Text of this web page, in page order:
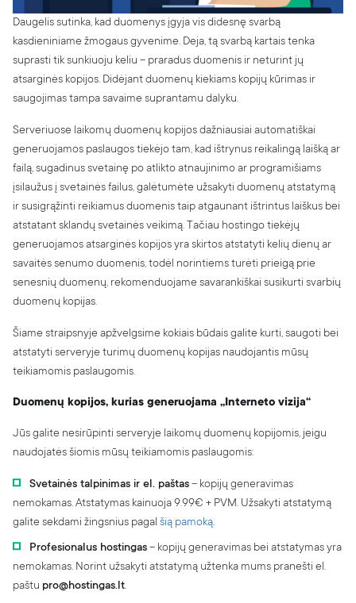
Daugelis sutinka, kad duomenys įgyja vis didesnę svarbą
kasdieniniame žmogaus gyvenime. Deja, tą svarbą kartais tenka
suprasti tik sunkiuoju keliu – praradus duomenis ir neturint jų
atsarginės kopijos. Didėjant duomenų kiekiams kopijų kūrimas ir
saugojimas tampa savaime suprantamu dalyku.
Serveriuose laikomų duomenų kopijos dažniausiai automatiškai
generuojamos paslaugos tiekėjo tam, kad ištrynus reikalingą laišką ar
failą, sugadinus svetainę po atlikto atnaujinimo ar programišiams
įsilaužus į svetainės failus, galėtumėte užsakyti duomenų atstatymą
ir susigrąžinti reikiamus duomenis taip atgaunant ištrintus laiškus bei
atstatant sklandų svetainės veikimą. Tačiau hostingo tiekėjų
generuojamos atsarginės kopijos yra skirtos atstatyti kelių dienų ar
savaitės senumo duomenis, todėl norintiems turėti prieigą prie
senesnių duomenų, rekomenduojame savarankiškai susikurti svarbių
duomenų kopijas.
Šiame straipsnyje apžvelgsime kokiais būdais galite kurti, saugoti bei
atstatyti serveryje turimų duomenų kopijas naudojantis mūsų
teikiamomis paslaugomis.
Duomenų kopijos, kurias generuojama „Interneto vizija“
Jūs galite nesirūpinti serveryje laikomų duomenų kopijomis, jeigu
naudojatės šiomis mūsų teikiamomis paslaugomis:
Svetainės talpinimas ir el. paštas– kopijų generavimas
nemokamas. Atstatymas kainuoja 9.99€ + PVM. Užsakyti atstatymą
galite sekdami žingsnius pagal šią pamoką.
Profesionalus hostingas– kopijų generavimas bei atstatymas yra
nemokamas. Norint užsakyti atstatymą užtenka mums pranešti el.
paštu pro@hostingas.lt.